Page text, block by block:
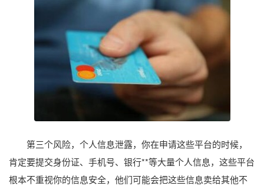
第三个风险，个人信息泄露，你在申请这些平台的时候，
肯定要提交身份证、手机号、银行**等大量个人信息，这些平台
根本不重视你的信息安全，他们可能会把这些信息卖给其他不